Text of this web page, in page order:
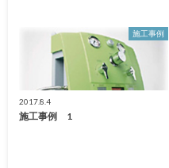
施工事例
2017.8.4
施工事例 1